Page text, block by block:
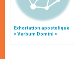
Exhortation apostolique
« Verbum Domini »